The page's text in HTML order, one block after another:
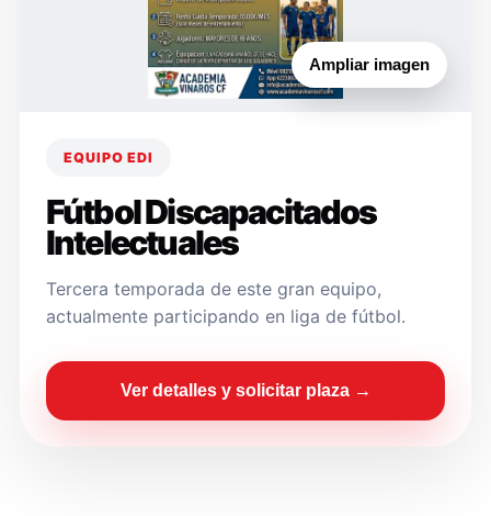
Ampliar imagen
EQUIPO EDI
Fútbol Discapacitados
Intelectuales
Tercera temporada de este gran equipo,
actualmente participando en liga de fútbol.
Ver detalles y solicitar plaza →